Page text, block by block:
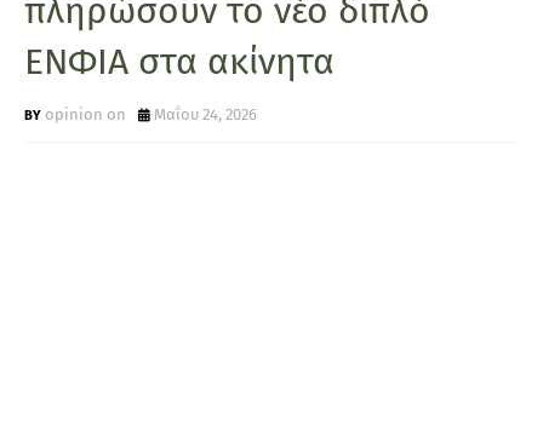
πληρώσουν το νέο διπλό
ΕΝΦΙΑ στα ακίνητα
opinion on Μαΐου 24, 2026